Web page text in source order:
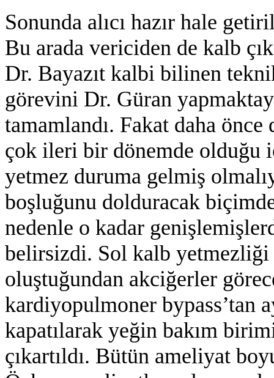
Sonunda alıcı hazır hale
Bu arada vericiden de kalb
Dr. Bayazıt kalbi bilinen
görevini Dr. Güran
tamamlandı. Fakat daha
çok ileri bir dönemde olduğu
yetmez duruma gelmiş
boşluğunu dolduracak
nedenle o kadar
belirsizdi. Sol kalb yetmezliği
oluştuğundan akciğerler
kardiyopulmoner bypass’tan
kapatılarak yeğin bakım
çıkartıldı. Bütün ameliyat